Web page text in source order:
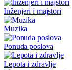
Inženjeri i majstori
Muzika
Ponuda poslova
Lepota i zdravlje